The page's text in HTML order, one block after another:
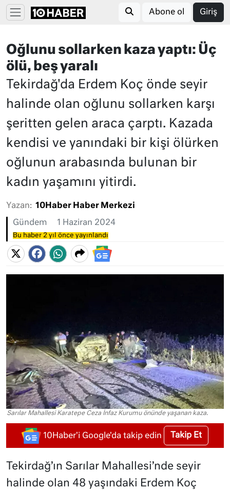
Abone ol Giriş
Oğlunu sollarken kaza yaptı: Üç
ölü, beş yaralı
Tekirdağ'da Erdem Koç önde seyir
halinde olan oğlunu sollarken karşı
şeritten gelen araca çarptı. Kazada
kendisi ve yanındaki bir kişi ölürken
oğlunun arabasında bulunan bir
kadın yaşamını yitirdi.
Yazan: 10Haber Haber Merkezi
Gündem 1 Haziran 2024
Bu haber 2 yıl önce yayınlandı
Sarılar Mahallesi Karatepe Ceza İnfaz Kurumu önünde yaşanan kaza.
10Haber'i Google'da takip edin Takip Et
Tekirdağ’ın Sarılar Mahallesi’nde seyir
halinde olan 48 yaşındaki Erdem Koç